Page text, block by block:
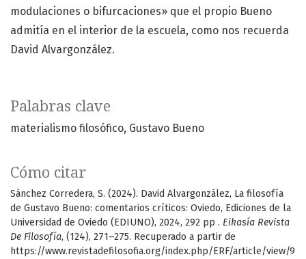
Palabras clave
materialismo filosófico Gustavo Bueno
Cómo citar
Sánchez Corredera, S. (2024). David Alvargonzález, La filosofía
de Gustavo Bueno: comentarios críticos: Oviedo, Ediciones de la
Universidad de Oviedo (EDIUNO), 2024, 292 pp . Eikasía Revista
De Filosofía, (124), 271–275. Recuperado a partir de
https://www.revistadefilosofia.org/index.php/ERF/article/view/9
modulaciones o bifurcaciones» que el propio Bueno
admitía en el interior de la escuela, como nos recuerda
David Alvargonzález.